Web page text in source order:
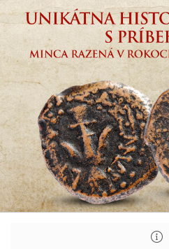
Unikátna
historická
minca
príbehom
Unikátna
historická
minca
s
príbehom